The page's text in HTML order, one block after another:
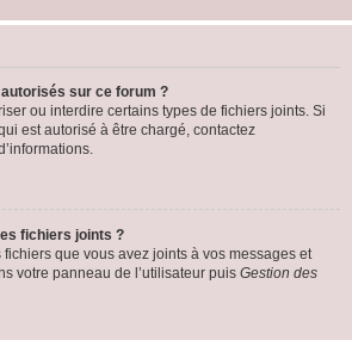
sur ce forum ?
ou interdire certains types de fichiers joints. Si
est autorisé à être chargé, contactez
fichiers joints ?
que vous avez joints à vos messages et
votre panneau de l’utilisateur puis Gestion des